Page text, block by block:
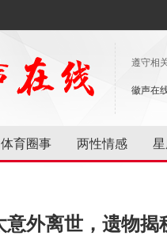
遵守相
徽声在
体育圈事 两性情感
意外离世，遗物